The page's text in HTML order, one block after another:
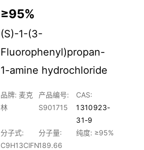
≥95%
(S)-1-(3-
Fluorophenyl)propan-
1-amine hydrochloride
品牌: 麦克
林
产品编号:
S901715
CAS:
1310923-
31-9
分子式:
C9H13ClFN
分子量:
189.66
纯度: ≥95%